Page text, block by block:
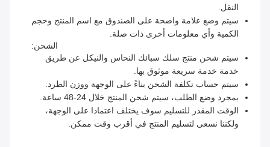
النقل.
سيتم وضع علامة واضحة على الصندوق مع اسم المنتج وحجم
الكمية وأي معلومات أخرى ذات صلة.
الشحن:
سيتم شحن منتج سلك سبائك النحاس والنيكل عن طريق
خدمة خدمة سريعة موثوق بها.
سيتم حساب تكلفة الشحن بناءً على الوجهة ووزن الطرد.
بمجرد وضع الطلب، سيتم شحن المنتج خلال 24-48 ساعة.
الوقت المقدر للتسليم سوف يختلف اعتمادا على الوجهة،
ولكننا نسعى لتسليم المنتج في أقرب وقت ممكن.